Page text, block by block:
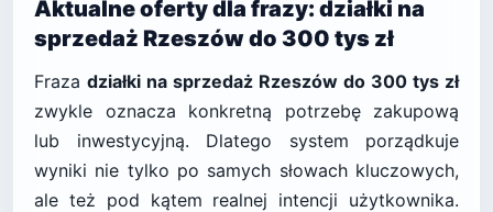
Aktualne oferty dla frazy: działki na
sprzedaż Rzeszów do 300 tys zł
Fraza działki na sprzedaż Rzeszów do 300 tys zł
zwykle oznacza konkretną potrzebę zakupową
lub inwestycyjną. Dlatego system porządkuje
wyniki nie tylko po samych słowach kluczowych,
ale też pod kątem realnej intencji użytkownika.